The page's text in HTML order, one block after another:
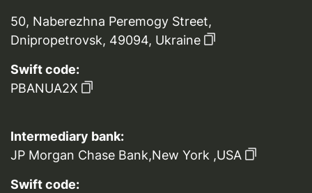
50, Naberezhna Peremogy Street,
Dnipropetrovsk, 49094, Ukraine
Swift code:
PBANUA2X
Intermediary bank:
JP Morgan Chase Bank,New York ,USA
Swift code: